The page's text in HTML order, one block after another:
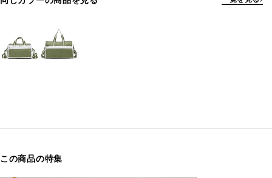
この商品の特集